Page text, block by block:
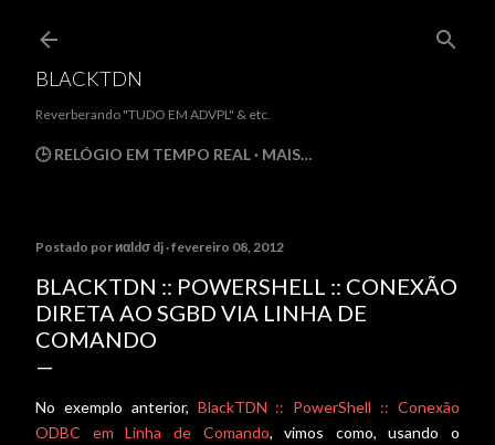
Pular para o conteúdo
BLACKTDN
Reverberando "TUDO EM ADVPL" & etc.
🕒 RELÓGIO EM TEMPO REAL MAIS…
Postado por иαldσ dj fevereiro 08, 2012
BLACKTDN :: POWERSHELL :: CONEXÃO
DIRETA AO SGBD VIA LINHA DE
COMANDO
No exemplo anterior, BlackTDN :: PowerShell :: Conexão
ODBC em Linha de Comando, vimos como, usando o